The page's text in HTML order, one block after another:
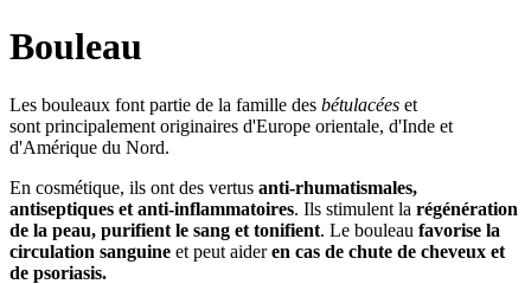
Bouleau
Les bouleaux font partie de la famille des bétulacées et
sont principalement originaires d'Europe orientale, d'Inde et
d'Amérique du Nord.
En cosmétique, ils ont des vertus anti-rhumatismales,
antiseptiques et anti-inflammatoires. Ils stimulent la régénération
de la peau, purifient le sang et tonifient. Le bouleau favorise la
circulation sanguine et peut aideren cas de chute de cheveux et
de psoriasis.